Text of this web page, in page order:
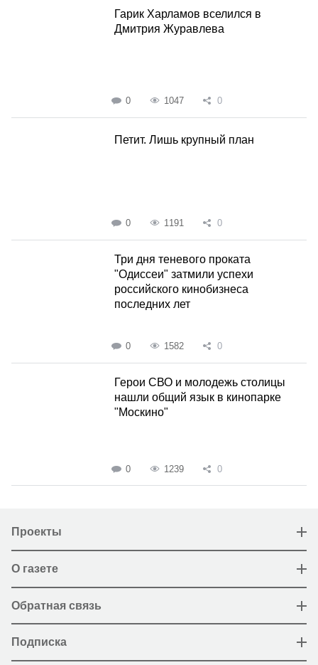
Гарик Харламов вселился в
Дмитрия Журавлева
0 1047 0
Петит. Лишь крупный план
0 1191 0
Три дня теневого проката
"Одиссеи" затмили успехи
российского кинобизнеса
последних лет
0 1582 0
Герои СВО и молодежь столицы
нашли общий язык в кинопарке
"Москино"
0 1239 0
Проекты
О газете
Обратная связь
Подписка